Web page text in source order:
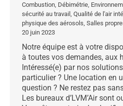
Combustion Débimétrie
sécurité au travail Qualité de l'air
physique des aérosols Salles
20 juin 2023
Notre équipe est à votre
à toutes vos demandes, aux
Intéressé(e) par nos
particulier ? Une location en
question ? Ne restez pas
Les bureaux d’LVM’Air sont